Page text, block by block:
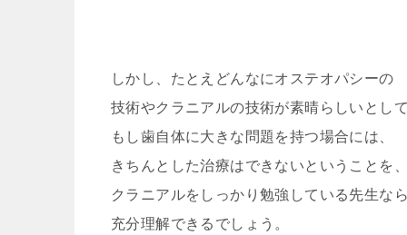
しかし、たとえどんなにオステオパシーの
技術やクラニアルの技術が素晴らしいとして
もし歯自体に大きな問題を持つ場合には、
きちんとした治療はできないということを、
クラニアルをしっかり勉強している先生な
充分理解できるでしょう。